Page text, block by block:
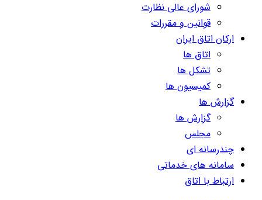
شورای عالی نظارت
قوانین و مقررات
ارکان اتاق ایران
اتاق ها
تشکل ها
کمیسیون ها
گزارش ها
گزارش ها
مجلس
چندرسانه ای
سامانه های خدماتی
ارتباط با اتاق